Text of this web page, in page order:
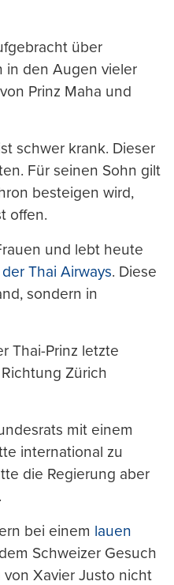
über
in den Augen vieler
Prinz Maha und
schwer krank. Dieser
Für seinen Sohn gilt
besteigen wird,
offen.
und lebt heute
Thai Airways. Diese
sondern in
Thai-Prinz letzte
Zürich
mit einem
international zu
die Regierung aber
bei einem lauen
Schweizer Gesuch
Xavier Justo nicht